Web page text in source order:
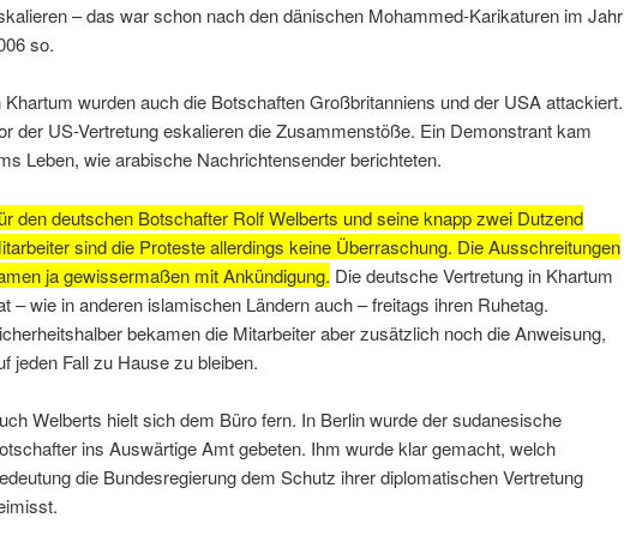
– das war schon nach den dänischen Mohammed-Karikaturen im Jahr
so.
Khartum wurden auch die Botschaften Großbritanniens und der USA attackiert.
der US-Vertretung eskalieren die Zusammenstöße. Ein Demonstrant kam
Leben, wie arabische Nachrichtensender berichteten.
den deutschen Botschafter Rolf Welberts und seine knapp zwei Dutzend
sind die Proteste allerdings keine Überraschung. Die Ausschreitungen
ja gewissermaßen mit Ankündigung. Die deutsche Vertretung in Khartum
– wie in anderen islamischen Ländern auch – freitags ihren Ruhetag.
bekamen die Mitarbeiter aber zusätzlich noch die Anweisung,
jeden Fall zu Hause zu bleiben.
Welberts hielt sich dem Büro fern. In Berlin wurde der sudanesische
ins Auswärtige Amt gebeten. Ihm wurde klar gemacht, welch
die Bundesregierung dem Schutz ihrer diplomatischen Vertretung